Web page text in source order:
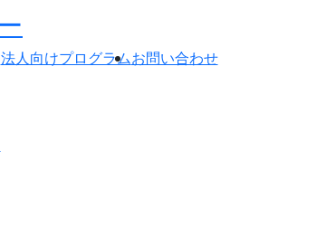
法人向けプログラムお問い合わせ